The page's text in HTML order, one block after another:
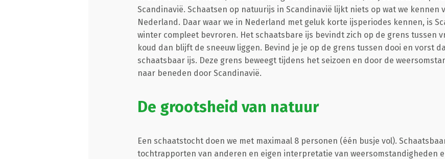
Scandinavië. Schaatsen op natuurijs in Scandinavië lijkt niets op wat we kennen
Nederland. Daar waar we in Nederland met geluk korte ijsperiodes kennen, is
winter compleet bevroren. Het schaatsbare ijs bevindt zich op de grens tussen
koud dan blijft de sneeuw liggen. Bevind je je op de grens tussen dooi en vorst
schaatsbaar ijs. Deze grens beweegt tijdens het seizoen en door de
naar beneden door Scandinavië.
De grootsheid van natuur
Een schaatstocht doen we met maximaal 8 personen (één busje vol).
tochtrapporten van anderen en eigen interpretatie van weersomstandigheden